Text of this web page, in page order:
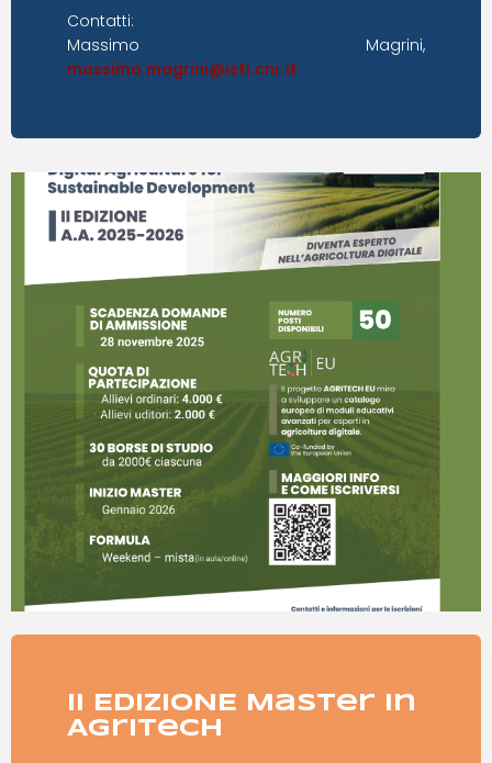
Contatti:
Massimo Magrini,
massimo.magrini@isti.cnr.it
II EDIZIONE Master in
Agritech